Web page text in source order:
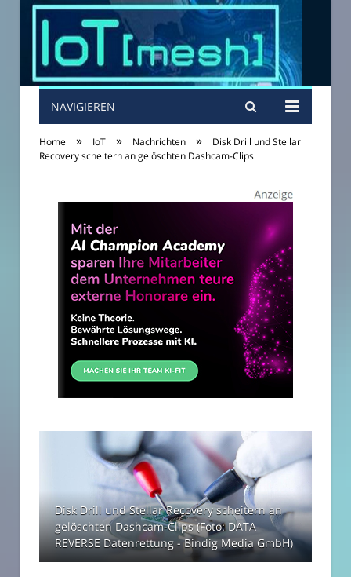
NAVIGIEREN
Home » IoT » Nachrichten »
Disk Drill und Stellar
Recovery scheitern an gelöschten Dashcam-Clips
Disk Drill und Stellar Recovery scheitern an
gelöschten Dashcam-Clips (Foto: DATA
REVERSE Datenrettung - Bindig Media GmbH)